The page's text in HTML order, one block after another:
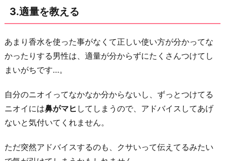
く
る
ニ
オ
イ
が
特
に
つ
3.適量を教える
あまり香水を使った事がなくて正しい使い方が分かってな
かったりする男性は、適量が分からずにたくさんつけてし
まいがちです…。
自分のニオイってなかなか分からないし、ずっとつけてる
ニオイには鼻がマヒ してしまうので、アドバイスしてあげ
ないと気付いてくれません。
ただ突然アドバイスするのも、クサいって伝えてるみたい